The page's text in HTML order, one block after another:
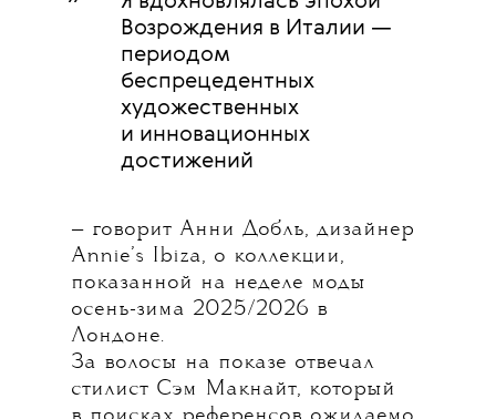
Возрождения в Италии —
периодом
беспрецедентных
художественных
и инновационных
достижений
— говорит Анни Добль, дизайнер
Annie’s Ibiza, о коллекции,
показанной на неделе моды
осень-зима 2025/2026 в
Лондоне.
За волосы на показе отвечал
стилист Сэм Макнайт, который